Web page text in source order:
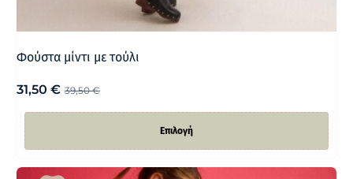
Φούστα μίντι με τούλι
39,50€
31,50 €
Επιλογή